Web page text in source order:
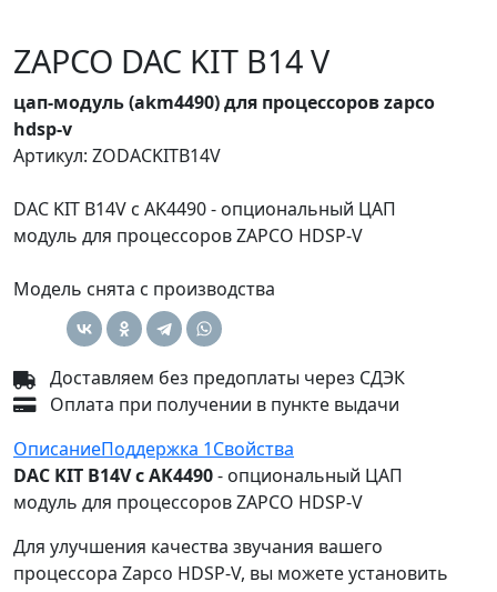
ZAPCO DAC KIT B14 V
цап-модуль (akm4490) для процессоров zapco
hdsp-v
Артикул: ZODACKITB14V
DAC KIT B14V c AK4490 - опциональный ЦАП
модуль для процессоров ZAPCO HDSP-V
Модель снята с производства
Доставляем без предоплаты через СДЭК
Оплата при получении в пункте выдачи
ОписаниеПоддержка 1Свойства
DAC KIT B14V c AK4490- опциональный ЦАП
модуль для процессоров ZAPCO HDSP-V
Для улучшения качества звучания вашего
процессора Zapco HDSP-V, вы можете установить